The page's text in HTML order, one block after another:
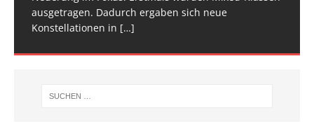
ausgetragen. Dadurch ergaben sich neue
Konstellationen in […]
Wettkampfwochenende: Am Samstag standen die
Deutschen[…]